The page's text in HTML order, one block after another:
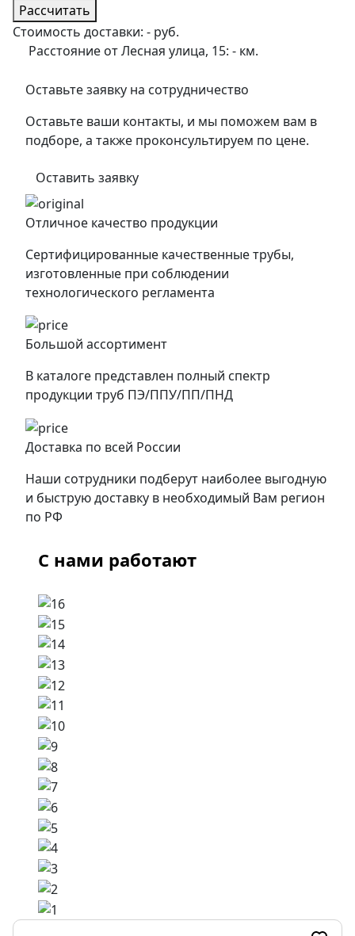
Рассчитать
Стоимость доставки: - руб.
Расстояние от Лесная улица, 15: - км.
Оставьте заявку на сотрудничество
Оставьте ваши контакты, и мы поможем вам в
подборе, а также проконсультируем по цене.
Оставить заявку
Отличное качество продукции
Сертифицированные качественные трубы,
изготовленные при соблюдении
технологического регламента
Большой ассортимент
В каталоге представлен полный спектр
продукции труб ПЭ/ППУ/ПП/ПНД
Доставка по всей России
Наши сотрудники подберут наиболее выгодную
и быструю доставку в необходимый Вам регион
по РФ
С нами работают